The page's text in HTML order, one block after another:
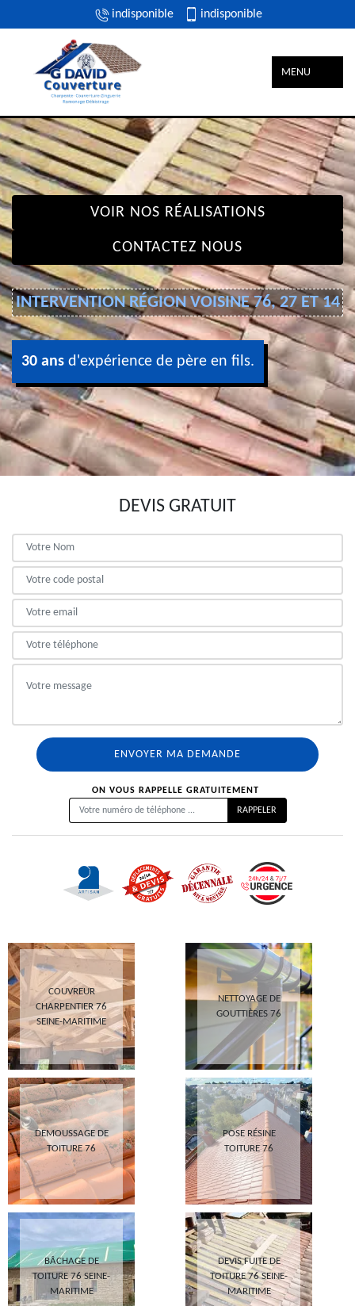
indisponible indisponible
MENU
VOIR NOS RÉALISATIONS
CONTACTEZ NOUS
INTERVENTION RÉGION VOISINE 76, 27 ET 14
30 ans d'expérience de père en fils.
DEVIS GRATUIT
ON VOUS RAPPELLE GRATUITEMENT
COUVREUR
CHARPENTIER 76
SEINE-MARITIME
NETTOYAGE DE
GOUTTIÈRES 76
DEMOUSSAGE DE
TOITURE 76
POSE RÉSINE
TOITURE 76
BÂCHAGE DE
TOITURE 76 SEINE-
MARITIME
DEVIS FUITE DE
TOITURE 76 SEINE-
MARITIME